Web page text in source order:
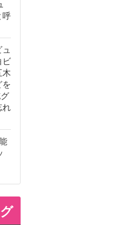
呼
ビ
木
を
れ